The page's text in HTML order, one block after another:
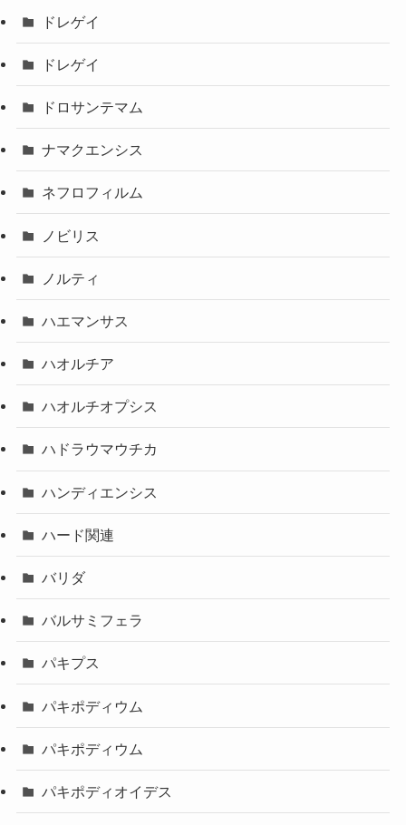
ドレゲイ
ドレゲイ
ドロサンテマム
ナマクエンシス
ネフロフィルム
ノビリス
ノルティ
ハエマンサス
ハオルチア
ハオルチオプシス
ハドラウマウチカ
ハンディエンシス
ハード関連
バリダ
バルサミフェラ
パキプス
パキポディウム
パキポディウム
パキポディオイデス